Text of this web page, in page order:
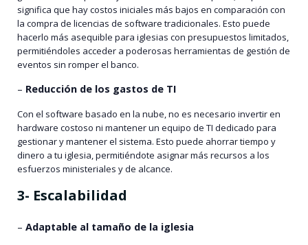
significa que hay costos iniciales más bajos en comparación con
la compra de licencias de software tradicionales. Esto puede
hacerlo más asequible para iglesias con presupuestos limitados,
permitiéndoles acceder a poderosas herramientas de gestión de
eventos sin romper el banco.
– Reducción de los gastos de TI
Con el software basado en la nube, no es necesario invertir en
hardware costoso ni mantener un equipo de TI dedicado para
gestionar y mantener el sistema. Esto puede ahorrar tiempo y
dinero a tu iglesia, permitiéndote asignar más recursos a los
esfuerzos ministeriales y de alcance.
3- Escalabilidad
– Adaptable al tamaño de la iglesia